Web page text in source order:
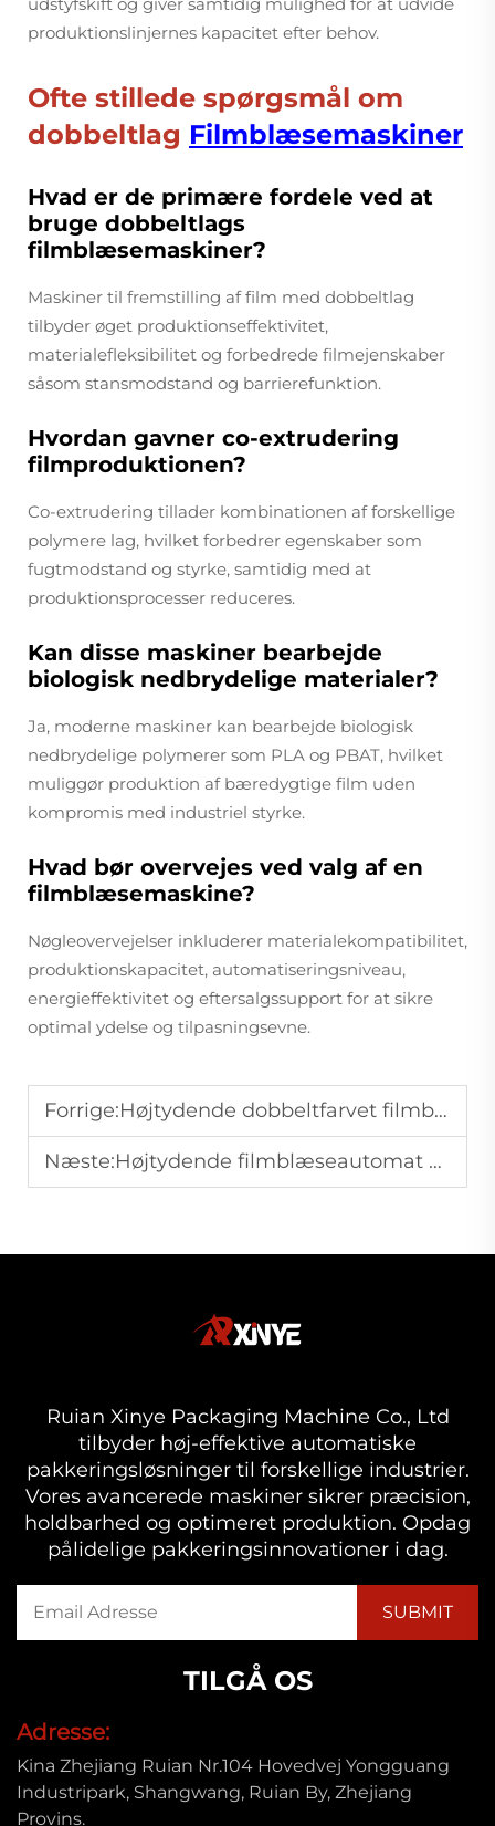
produktionslinjernes kapacitet efter behov.
Ofte stillede spørgsmål om
dobbeltlag Filmblæsemaskiner
Hvad er de primære fordele ved at
bruge dobbeltlags
filmblæsemaskiner?
Maskiner til fremstilling af film med dobbeltlag
tilbyder øget produktionseffektivitet,
materialefleksibilitet og forbedrede filmejenskaber
såsom stansmodstand og barrierefunktion.
Hvordan gavner co-extrudering
filmproduktionen?
Co-extrudering tillader kombinationen af forskellige
polymere lag, hvilket forbedrer egenskaber som
fugtmodstand og styrke, samtidig med at
produktionsprocesser reduceres.
Kan disse maskiner bearbejde
biologisk nedbrydelige materialer?
Ja, moderne maskiner kan bearbejde biologisk
nedbrydelige polymerer som PLA og PBAT, hvilket
muliggør produktion af bæredygtige film uden
kompromis med industriel styrke.
Hvad bør overvejes ved valg af en
filmblæsemaskine?
Nøgleovervejelser inkluderer materialekompatibilitet,
produktionskapacitet, automatiseringsniveau,
energieffektivitet og eftersalgssupport for at sikre
optimal ydelse og tilpasningsevne.
Forrige:Højtydende dobbeltfarvet filmblæsemaskine til produktion af PE-kunststoffilm
Næste:Højtydende filmblæseautomat — To-farvet strimlet film ekstrudering
Ruian Xinye Packaging Machine Co., Ltd
tilbyder høj-effektive automatiske
pakkeringsløsninger til forskellige industrier.
Vores avancerede maskiner sikrer præcision,
holdbarhed og optimeret produktion. Opdag
pålidelige pakkeringsinnovationer i dag.
TILGÅ OS
Adresse:
Kina Zhejiang Ruian Nr.104 Hovedvej Yongguang
Industripark, Shangwang, Ruian By, Zhejiang
Provins.